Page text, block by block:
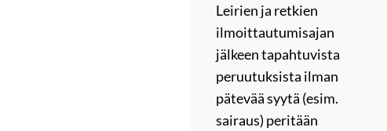
Leirien ja retkien
ilmoittautumisajan
jälkeen tapahtuvista
peruutuksista ilman
pätevää syytä (esim.
sairaus) peritään